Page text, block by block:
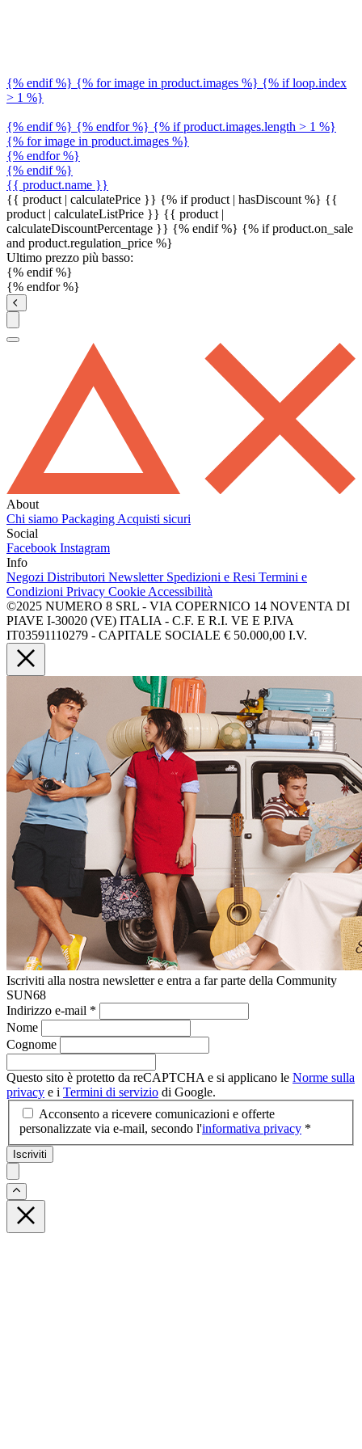
{% endif %} {% for image in product.images %} {% if loop.index
> 1 %}
{% endif %} {% endfor %} {% if product.images.length > 1 %}
{% for image in product.images %}
{% endfor %}
{% endif %}
{{ product.name }}
{{ product | calculatePrice }} {% if product | hasDiscount %} {{
product | calculateListPrice }} {{ product |
calculateDiscountPercentage }} {% endif %} {% if product.on_sale
and product.regulation_price %}
Ultimo prezzo più basso:
{% endif %}
{% endfor %}
About
Chi siamo Packaging Acquisti sicuri
Social
Facebook Instagram
Info
Negozi Distributori Newsletter Spedizioni e Resi Termini e
Condizioni Privacy Cookie Accessibilità
©2025 NUMERO 8 SRL - VIA COPERNICO 14 NOVENTA DI
PIAVE I-30020 (VE) ITALIA - C.F. E R.I. VE E P.IVA
IT03591110279 - CAPITALE SOCIALE € 50.000,00 I.V.
Iscriviti alla nostra newsletter e entra a far parte della Community
SUN68
Indirizzo e-mail *
Nome
Cognome
Questo sito è protetto da reCAPTCHA e si applicano le Norme sulla
privacy e i Termini di servizio di Google.
Acconsento a ricevere comunicazioni e offerte
personalizzate via e-mail, secondo l'informativa privacy *
Iscriviti